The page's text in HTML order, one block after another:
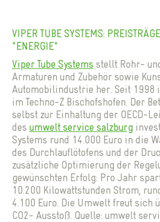
VIPER TUBE SYSTEMS:
"ENERGIE"
Viper Tube Systems stellt Rohr-
Armaturen und Zubehör sowie
Automobilindustrie her. Seit 1998
im Techno-Z Bischofshofen. Der
selbst zur Einhaltung der OECD-
des umwelt service salzburg
Systems rund 14.000 Euro in die
des Durchlauflötofens und der
zusätzliche Optimierung der
gewünschten Erfolg: Pro Jahr
10.200 Kilowattstunden Strom,
4.100 Euro. Die Umwelt freut sich
CO2- Ausstoß. Quelle: umwelt